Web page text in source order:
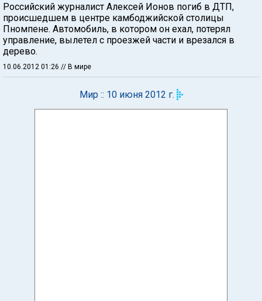
Российский журналист Алексей Ионов погиб в ДТП,
происшедшем в центре камбоджийской столицы
Пномпене. Автомобиль, в котором он ехал, потерял
управление, вылетел с проезжей части и врезался в
дерево.
10.06.2012 01:26 // В мире
Мир :: 10 июня 2012 г.